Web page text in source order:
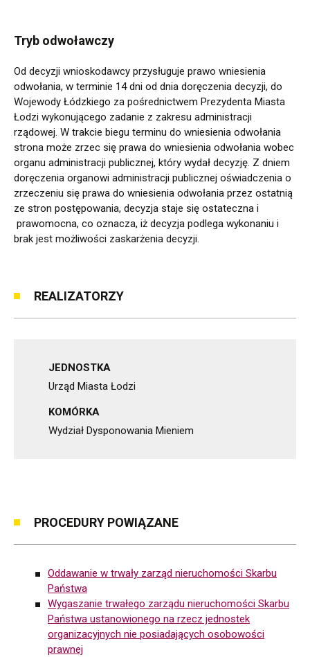
Tryb odwoławczy
Od decyzji wnioskodawcy przysługuje prawo wniesienia
odwołania, w terminie 14 dni od dnia doręczenia decyzji, do
Wojewody Łódzkiego za pośrednictwem Prezydenta Miasta
Łodzi wykonującego zadanie z zakresu administracji
rządowej. W trakcie biegu terminu do wniesienia odwołania
strona może zrzec się prawa do wniesienia odwołania wobec
organu administracji publicznej, który wydał decyzję. Z dniem
doręczenia organowi administracji publicznej oświadczenia o
zrzeczeniu się prawa do wniesienia odwołania przez ostatnią
ze stron postępowania, decyzja staje się ostateczna i
prawomocna, co oznacza, iż decyzja podlega wykonaniu i
brak jest możliwości zaskarżenia decyzji.
REALIZATORZY
JEDNOSTKA
Urząd Miasta Łodzi
KOMÓRKA
Wydział Dysponowania Mieniem
PROCEDURY POWIĄZANE
Oddawanie w trwały zarząd nieruchomości Skarbu
Państwa
Wygaszanie trwałego zarządu nieruchomości Skarbu
Państwa ustanowionego na rzecz jednostek
organizacyjnych nie posiadających osobowości
prawnej